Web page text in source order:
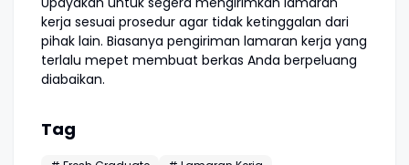
kerja sesuai prosedur agar tidak ketinggalan dari
pihak lain. Biasanya pengiriman lamaran kerja yang
terlalu mepet membuat berkas Anda berpeluang
diabaikan.
Tag